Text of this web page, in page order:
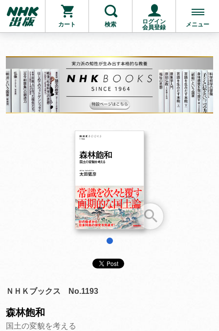
カート 検索
ログイン
会員登録
メニュー
ＮＨＫブックス No.1193
森林飽和
国土の変貌を考える